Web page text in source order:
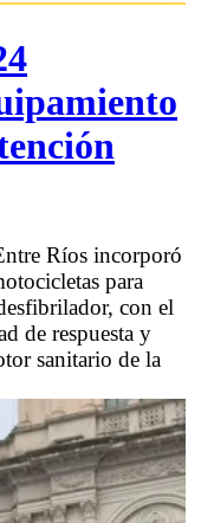
Ríos incorporó
para
con el
de respuesta y
sanitario de la